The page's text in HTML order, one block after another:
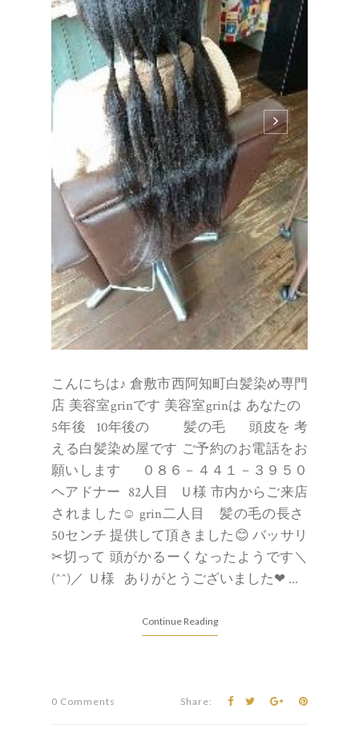
こんにちは♪ 倉敷市西阿知町白髪染め専門
店 美容室grinです 美容室grinは あなたの
5年後 10年後の 髪の毛 頭皮を 考
える白髪染め屋です ご予約のお電話をお
願いします ０８６－４４１－３９５０
ヘアドナー 82人目 Ｕ様 市内からご来店
されました☺ grin二人目 髪の毛の長さ
50センチ 提供して頂きました😊 バッサリ
✂切って 頭がかるーくなったようです＼
(^^)／ Ｕ様 ありがとうございました❤ ...
Continue Reading
0 Comments Share: